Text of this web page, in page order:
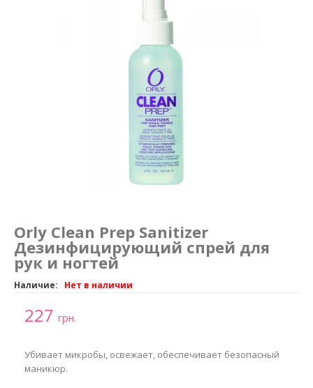
Orly Clean Prep Sanitizer
Дезинфицирующий спрей для
рук и ногтей
Наличие: Нет в наличии
227 грн.
Убивает микробы, освежает, обеспечивает безопасный
маникюр.